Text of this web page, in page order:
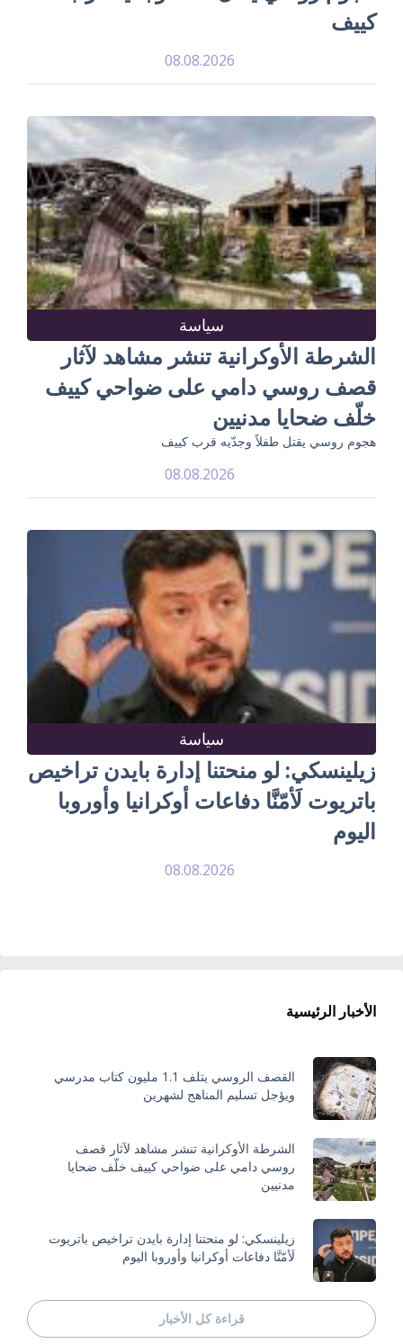
كييف
08.08.2026
سياسة
الشرطة الأوكرانية تنشر مشاهد لآثار
قصف روسي دامي على ضواحي كييف
خلّف ضحايا مدنيين
هجوم روسي يقتل طفلاً وجدّيه قرب كييف
08.08.2026
سياسة
زيلينسكي: لو منحتنا إدارة بايدن تراخيص
باتريوت لَأمّنَّا دفاعات أوكرانيا وأوروبا
اليوم
08.08.2026
الأخبار الرئيسية
القصف الروسي يتلف 1.1 مليون كتاب مدرسي
ويؤجل تسليم المناهج لشهرين
الشرطة الأوكرانية تنشر مشاهد لآثار قصف
روسي دامي على ضواحي كييف خلّف ضحايا
مدنيين
زيلينسكي: لو منحتنا إدارة بايدن تراخيص باتريوت
لَأمّنَّا دفاعات أوكرانيا وأوروبا اليوم
قراءة كل الأخبار